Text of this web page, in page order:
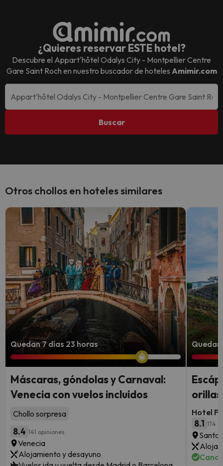
¿Quieres reservar ESTE hotel?
Descubre el Appart'hôtel Odalys City - Montpellier Centre
Gare Saint Roch en nuestro buscador de hoteles Amimir.com
Buscar
Otros chollos en hoteles similares
Quedan 7 días 23 horas
Máscaras, góndolas y Carnaval:
Venecia con vuelos incluidos
Chollo sorpresa
8.4 141 opiniones
Venecia
Alojamiento y desayuno
Quedan
Hotel
8.1 174